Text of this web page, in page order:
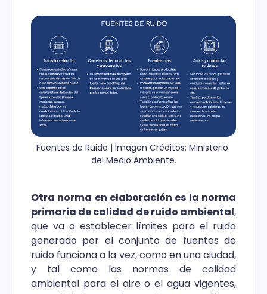
Fuentes de Ruido | Imagen Créditos: Ministerio
del Medio Ambiente.
Otra norma en elaboración es la norma
primaria de calidad de ruido ambiental,
que va a establecer límites para el ruido
generado por el conjunto de fuentes de
ruido funciona a la vez, como en una ciudad,
y tal como las normas de calidad
ambiental para el aire o el agua vigentes,